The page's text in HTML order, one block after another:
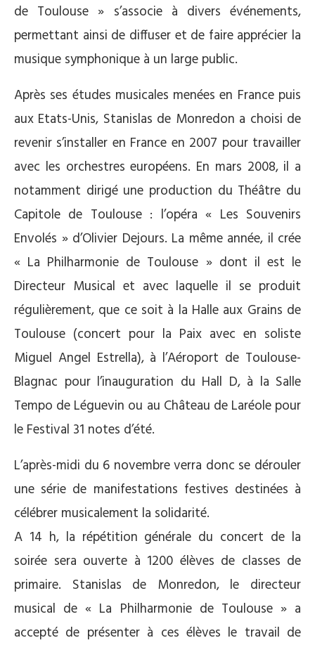
de Toulouse » s’associe à divers événements,
permettant ainsi de diffuser et de faire apprécier la
musique symphonique à un large public.
Après ses études musicales menées en France puis
aux Etats-Unis, Stanislas de Monredon a choisi de
revenir s’installer en France en 2007 pour travailler
avec les orchestres européens. En mars 2008, il a
notamment dirigé une production du Théâtre du
Capitole de Toulouse : l’opéra « Les Souvenirs
Envolés » d’Olivier Dejours. La même année, il crée
« La Philharmonie de Toulouse » dont il est le
Directeur Musical et avec laquelle il se produit
régulièrement, que ce soit à la Halle aux Grains de
Toulouse (concert pour la Paix avec en soliste
Miguel Angel Estrella), à l’Aéroport de Toulouse-
Blagnac pour l’inauguration du Hall D, à la Salle
Tempo de Léguevin ou au Château de Laréole pour
le Festival 31 notes d’été.
L’après-midi du 6 novembre verra donc se dérouler
une série de manifestations festives destinées à
célébrer musicalement la solidarité.
A 14 h, la répétition générale du concert de la
soirée sera ouverte à 1200 élèves de classes de
primaire. Stanislas de Monredon, le directeur
musical de « La Philharmonie de Toulouse » a
accepté de présenter à ces élèves le travail de